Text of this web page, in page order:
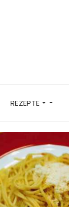
REZEPTE